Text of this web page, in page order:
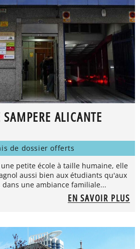
ALICANTE
de dossier offerts
petite école à taille humaine, elle
aussi bien aux étudiants qu'aux
dans une ambiance familiale...
EN SAVOIR PLUS